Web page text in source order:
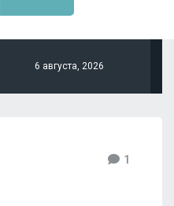
6 августа, 2026
1